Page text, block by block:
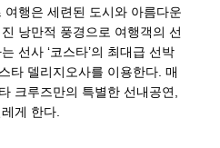
행은 세련된 도시와 아름다운
낭만적 풍경으로 여행객의 선
선사 ‘코스타’의 최대급 선박
타 델리지오사를 이용한다. 매
크루즈만의 특별한 선내공연,
게 한다.